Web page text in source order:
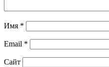
Имя *
Email *
Сайт